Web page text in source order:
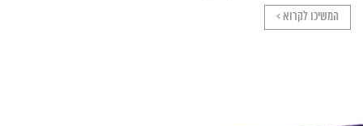
המשיכו לקרוא >